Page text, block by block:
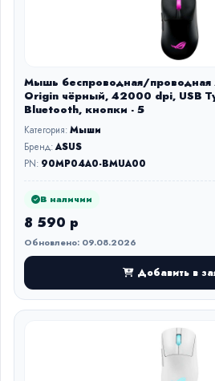
Мышь беспроводная/проводная
Origin чёрный, 42000 dpi, USB
Bluetooth, кнопки - 5
Категория:Мыши
Бренд:ASUS
PN: 90MP04A0-BMUA00
В наличии
8 590 р
Обновлено: 09.08.2026
Добавить в